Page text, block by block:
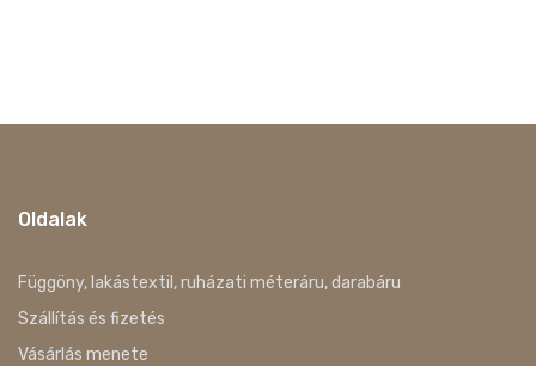
Oldalak
Függöny, lakástextil, ruházati méteráru, darabáru
Szállítás és fizetés
Vásárlás menete